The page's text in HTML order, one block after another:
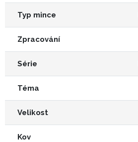
Typ mince
Zpracování
Série
Téma
Velikost
Kov